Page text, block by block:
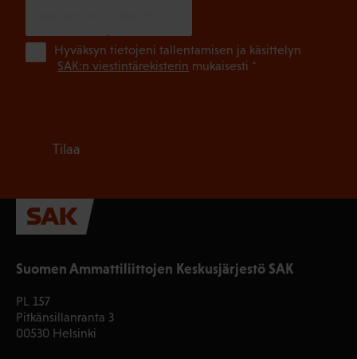
Suomen Ammattiliittojen Keskusjärjestö SAK
PL 157
Pitkänsillanranta 3
00530 Helsinki
Hyväksyn tietojeni tallentamisen ja käsittelyn
SAK:n viestintärekisterin mukaisesti *
Tilaa